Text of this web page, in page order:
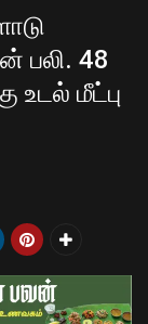
பலி. 48
உடல் மீட்பு